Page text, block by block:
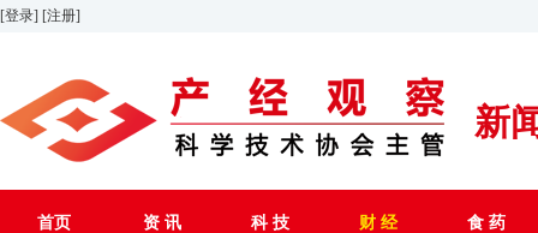
[登录] [注册]
新
首页 资 讯 科 技 财 经 食 药